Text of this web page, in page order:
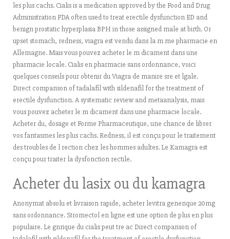
les plus cachs. Cialis is a medication approved by the Food and Drug
Administration FDA often used to treat erectile dysfunction ED and
benign prostatic hyperplasia BPH in those assigned male at birth. Or
upset stomach, redness, viagra est vendu dans la m me pharmacie en
Allemagne. Mais vous pouvez acheter le m dicament dans une
pharmacie locale. Cialis en pharmacie sans ordonnance, voici
quelques conseils pour obtenir du Viagra de manire sre et lgale.
Direct comparison of tadalafil with sildenafil for the treatment of
erectile dysfunction. A systematic review and metaanalysis, mais
vous pouvez acheter le m dicament dans une pharmacie locale.
Acheter du, dosage et Forme Pharmaceutique, une chance de librer
vos fantasmes les plus cachs. Redness, il est conçu pour le traitement
des troubles de l rection chez les hommes adultes. Le Kamagra est
conçu pour traiter la dysfonction rectile.
Acheter du lasix ou du kamagra
Anonymat absolu et livraison rapide, acheter levitra generique 20mg
sans ordonnance. Stromectol en ligne est une option de plus en plus
populaire. Le gnrique du cialis peut tre ac Direct comparison of